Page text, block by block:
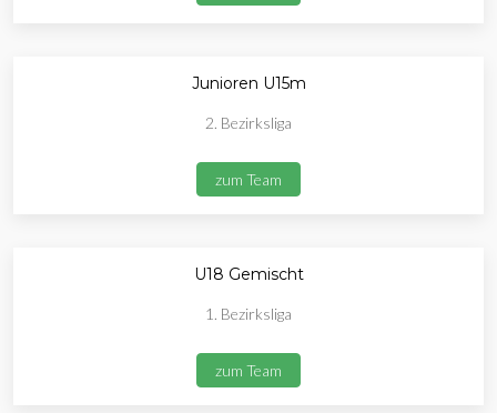
Junioren U15m
2. Bezirksliga
zum Team
U18 Gemischt
1. Bezirksliga
zum Team